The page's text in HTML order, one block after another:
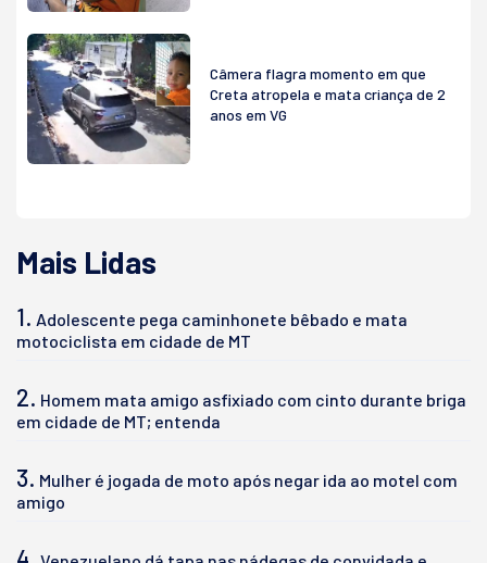
Câmera flagra momento em que
Creta atropela e mata criança de 2
anos em VG
Mais Lidas
1. Adolescente pega caminhonete bêbado e mata
motociclista em cidade de MT
2. Homem mata amigo asfixiado com cinto durante briga
em cidade de MT; entenda
3. Mulher é jogada de moto após negar ida ao motel com
amigo